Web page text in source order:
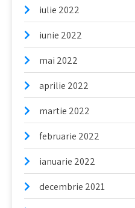
iulie 2022
iunie 2022
mai 2022
aprilie 2022
martie 2022
februarie 2022
ianuarie 2022
decembrie 2021